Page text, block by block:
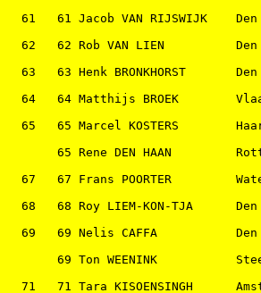
61   61 Jacob VAN RIJSWIJK
62   62 Rob VAN LIEN
63   63 Henk BRONKHORST
64   64 Matthijs BROEK
65   65 Marcel KOSTERS
65 Rene DEN HAAN
67   67 Frans POORTER
68   68 Roy LIEM-KON-TJA
69   69 Nelis CAFFA
69 Ton WEENINK
71   71 Tara KISOENSINGH